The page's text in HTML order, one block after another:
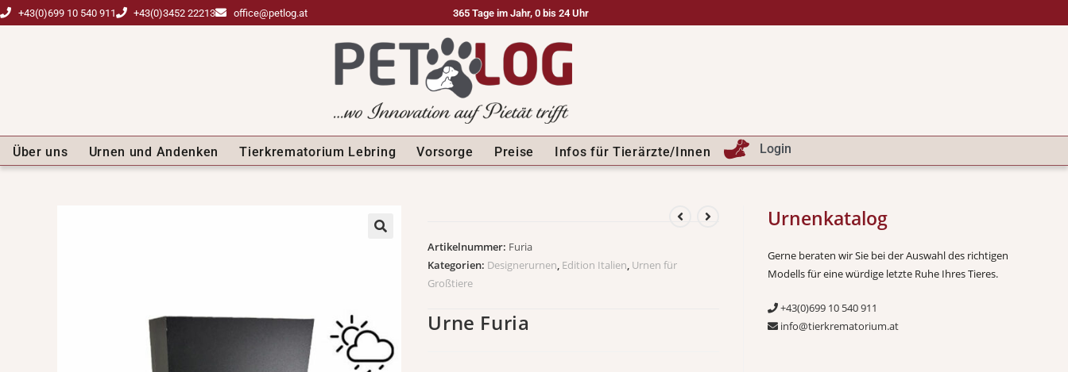
+43(0)699 10 540 911 +43(0)3452 22213 office@petlog.at 365 Tage im Jahr, 0 bis 24 Uhr
Über uns Urnen und Andenken Tierkrematorium Lebring Vorsorge Preise Infos für Tierärzte/Innen Login
Artikelnummer: Furia
Kategorien: Designerurnen, Edition Italien, Urnen für
Großtiere
Urne Furia
Urnenkatalog
Gerne beraten wir Sie bei der Auswahl des richtigen
Modells für eine würdige letzte Ruhe Ihres Tieres.
+43(0)699 10 540 911
info@tierkrematorium.at